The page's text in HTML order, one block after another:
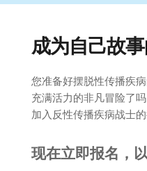
成为自己故
您准备好摆脱性传播疾
充满活力的非凡冒险了
加入反性传播疾病战士的
现在立即报名，